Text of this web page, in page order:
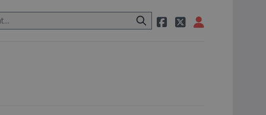
po cestě utíká zvláštní psovitá šelma, údajně bájná čupakabra.